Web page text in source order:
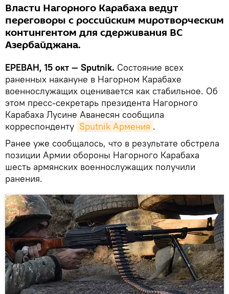
Власти Нагорного Карабаха ведут
переговоры с российским миротворческим
контингентом для сдерживания ВС
Азербайджана.
ЕРЕВАН, 15 окт — Sputnik. Состояние всех
раненных накануне в Нагорном Карабахе
военнослужащих оценивается как стабильное. Об
этом пресс-секретарь президента Нагорного
Карабаха Лусине Аванесян сообщила
корреспонденту Sputnik Армения .
Ранее уже сообщалось, что в результате обстрела
позиции Армии обороны Нагорного Карабаха
шесть армянских военнослужащих получили
ранения.